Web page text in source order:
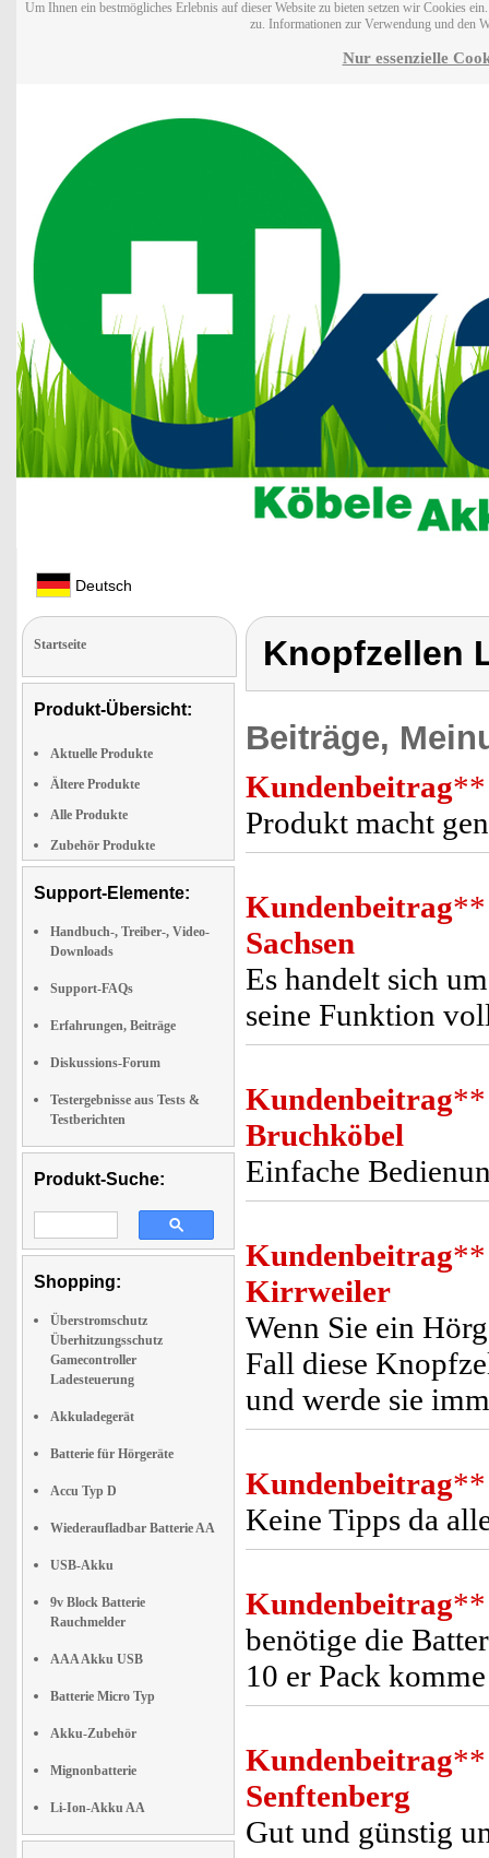
Um Ihnen ein bestmögliches Erlebnis auf dieser Website zu bieten setzen wir Cookies
zu. Informationen zur Verwendung und den
Nur essenzielle
Deutsch
Startseite
Produkt-Übersicht:
Aktuelle Produkte
Ältere Produkte
Alle Produkte
Zubehör Produkte
Support-Elemente:
Handbuch-, Treiber-, Video-
Downloads
Support-FAQs
Erfahrungen, Beiträge
Diskussions-Forum
Testergebnisse aus Tests &
Testberichten
Produkt-Suche:
Shopping:
Überstromschutz
Überhitzungsschutz
Gamecontroller
Ladesteuerung
Akkuladegerät
Batterie für Hörgeräte
Accu Typ D
Wiederaufladbar Batterie AA
USB-Akku
9v Block Batterie
Rauchmelder
AAA Akku USB
Batterie Micro Typ
Akku-Zubehör
Mignonbatterie
Li-Ion-Akku AA
Knopfzellen
Beiträge,
Kundenbeitrag**
Produkt macht
Kundenbeitrag**
Sachsen
Es handelt sich
seine Funktion
Kundenbeitrag**
Bruchköbel
Einfache
Kundenbeitrag**
Kirrweiler
Wenn Sie ein
Fall diese
und werde sie
Kundenbeitrag**
Keine Tipps da
Kundenbeitrag**
benötige die
10 er Pack
Kundenbeitrag**
Senftenberg
Gut und günstig